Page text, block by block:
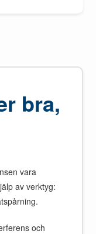
bra,
vara
av verktyg:
och